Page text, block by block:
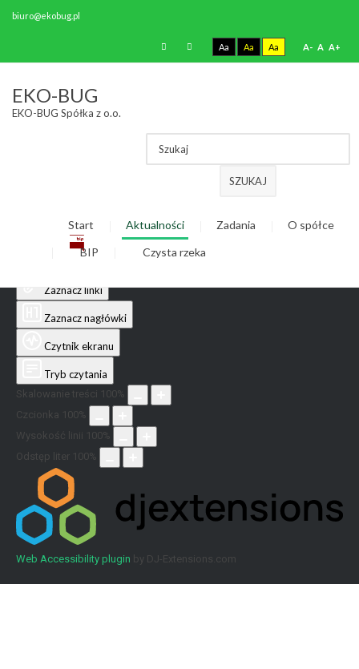
Odwróć kolory
Niskie nasycenie
Zaznacz linki
Zaznacz nagłówki
Czytnik ekranu
Tryb czytania
Skalowanie treści 100%
Czcionka 100%
Wysokość linii 100%
Odstęp liter 100%
Web Accessibility plugin by DJ-Extensions.com
biuro@ekobug.pl
Aa Aa Aa A- A A+
EKO-BUG
EKO-BUG Spółka z o.o.
SZUKAJ
Start Aktualności Zadania O spółce
BIP Czysta rzeka